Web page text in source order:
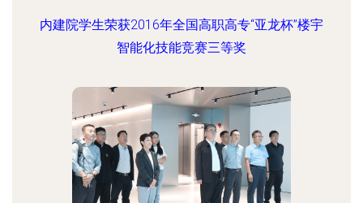
内建院学生荣获2016年全国高职高专“亚龙杯”楼宇
智能化技能竞赛三等奖